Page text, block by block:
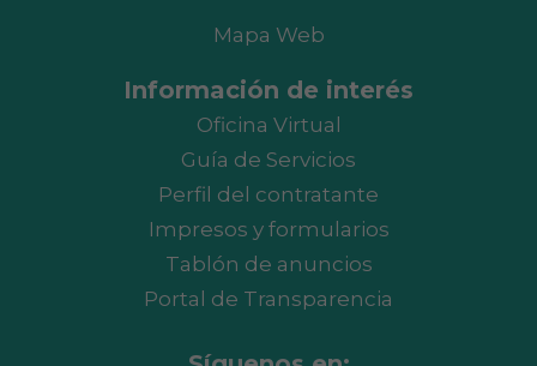
Mapa Web
Información de interés
Oficina Virtual
Guía de Servicios
Perfil del contratante
Impresos y formularios
Tablón de anuncios
Portal de Transparencia